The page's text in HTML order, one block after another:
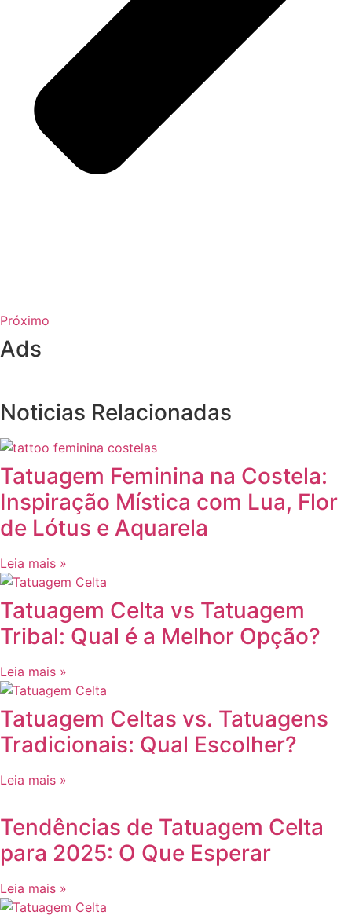
Próximo
Ads
Noticias Relacionadas
Tatuagem Feminina na Costela:
Inspiração Mística com Lua, Flor
de Lótus e Aquarela
Leia mais »
Tatuagem Celta vs Tatuagem
Tribal: Qual é a Melhor Opção?
Leia mais »
Tatuagem Celtas vs. Tatuagens
Tradicionais: Qual Escolher?
Leia mais »
Tendências de Tatuagem Celta
para 2025: O Que Esperar
Leia mais »